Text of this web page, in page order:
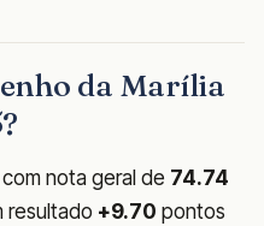
da Marília
com nota geral de 74.74
resultado +9.70 pontos